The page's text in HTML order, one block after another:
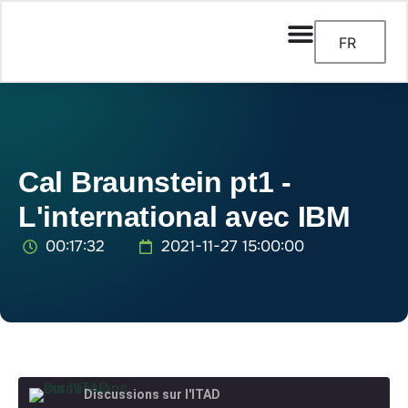
FR
Cal Braunstein pt1 -
L'international avec IBM
00:17:32 2021-11-27 15:00:00
Discussions sur l'ITAD